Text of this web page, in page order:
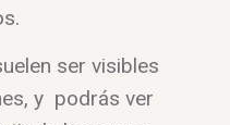
ser visibles
y podrás ver